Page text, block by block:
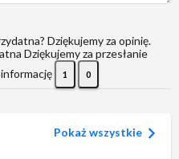
Dziękujemy za opinię.
Dziękujemy za przesłanie
informację 1 0
Pokaż wszystkie